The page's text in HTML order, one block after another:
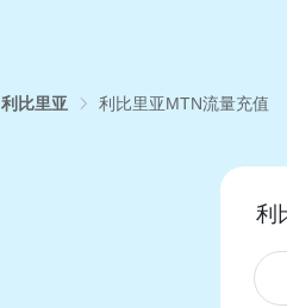
利比里亚 利比里亚MTN流量充值
利